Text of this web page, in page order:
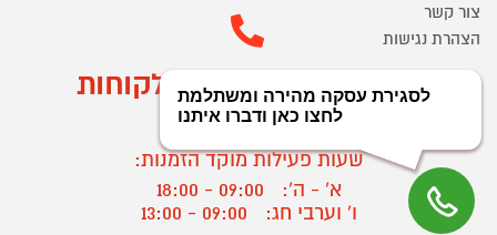
צור קשר
הצהרת נגישות
מוקד הזמנות ושירות לקוחות
03-9545370
שעות פעילות מוקד הזמנות:
א' - ה':
09:00 - 18:00
ו' וערבי חג:
09:00 - 13:00